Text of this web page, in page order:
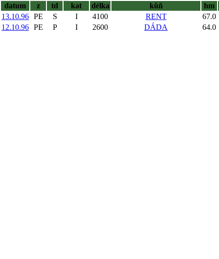
datum
z td kat délka kůň
hm
13.10.96 PE S I 4100 RENT
67.0
12.10.96 PE P I 2600 DÁDA 64.0